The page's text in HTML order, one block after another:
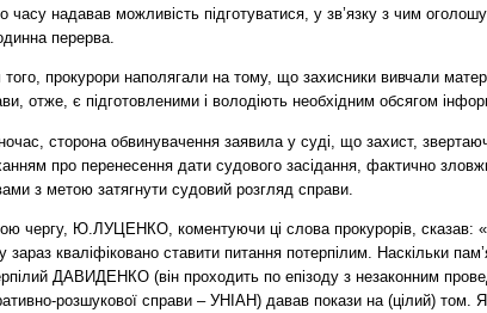
часу надавав можливість підготуватися, у зв’язку з чим
перерва.
того, прокурори наполягали на тому, що захисники вивчали
отже, є підготовленими і володіють необхідним обсягом
сторона обвинувачення заявила у суді, що захист,
про перенесення дати судового засідання, фактично
з метою затягнути судовий розгляд справи.
чергу, Ю.ЛУЦЕНКО, коментуючи ці слова прокурорів, сказав:
зараз кваліфіковано ставити питання потерпілим. Наскільки
ДАВИДЕНКО (він проходить по епізоду з незаконним
розшукової справи – УНІАН) давав покази на (цілий) том.